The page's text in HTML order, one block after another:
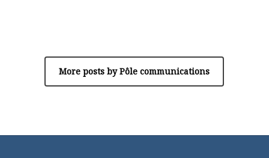
More posts by Pôle communications